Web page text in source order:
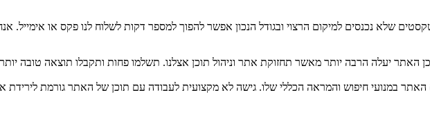
שלא נכנסים למיקום הרצוי ובגודל הנכון אפשר להפוך למספר דקות לשלוח לנו פקס או אימייל.
האתר יעלה הרבה יותר מאשר תחזוקת אתר וניהול תוכן אצלנו. תשלמו פחות ותקבלו תוצאה טובה
במנועי חיפוש והמראה הכללי שלו. גישה לא מקצועית לעבודה עם תוכן של האתר גורמת לירידת